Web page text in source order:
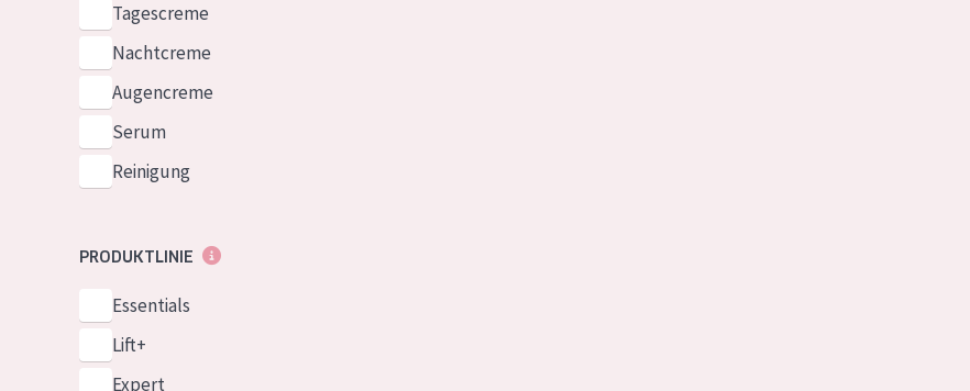
Tagescreme
Nachtcreme
Augencreme
Serum
Reinigung
PRODUKTLINIE
Essentials
Lift+
Expert